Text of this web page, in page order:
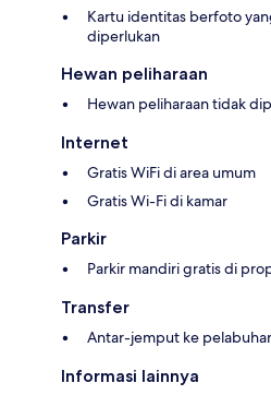
Kartu identitas berfoto
diperlukan
Hewan peliharaan
Hewan peliharaan tidak
Internet
Gratis WiFi di area umum
Gratis Wi-Fi di kamar
Parkir
Parkir mandiri gratis di
Transfer
Antar-jemput ke
Informasi lainnya